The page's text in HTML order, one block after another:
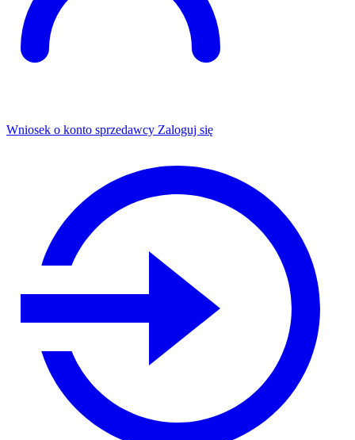
Wniosek o konto sprzedawcy Zaloguj się